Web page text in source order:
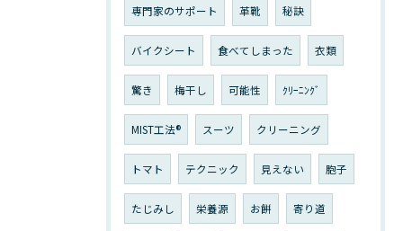
専門家のサポート 革靴 秘訣
バイクシート 食べてしまった 衣類
驚き 梅干し 可能性 ｸﾘｰﾆﾝｸﾞ
MIST工法® スーツ クリーニング
トマト テクニック 見えない 胞子
たじみし 栄養源 お餅 寄り道